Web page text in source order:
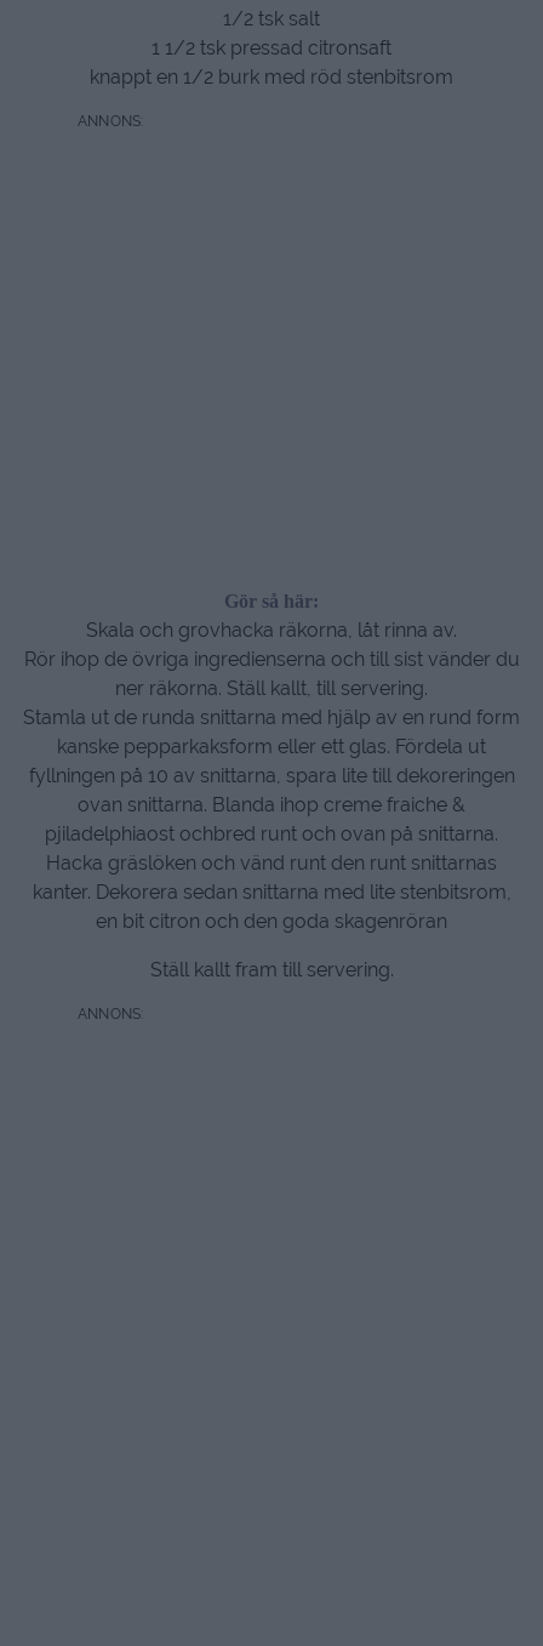
1/2 tsk salt
1 1/2 tsk pressad citronsaft
knappt en 1/2 burk med röd stenbitsrom
Gör så här:
Skala och grovhacka räkorna, låt rinna av.
Rör ihop de övriga ingredienserna och till sist vänder du
ner räkorna. Ställ kallt, till servering.
Stamla ut de runda snittarna med hjälp av en rund form
kanske pepparkaksform eller ett glas. Fördela ut
fyllningen på 10 av snittarna, spara lite till dekoreringen
ovan snittarna. Blanda ihop creme fraiche &
pjiladelphiaost ochbred runt och ovan på snittarna.
Hacka gräslöken och vänd runt den runt snittarnas
kanter. Dekorera sedan snittarna med lite stenbitsrom,
en bit citron och den goda skagenröran
Ställ kallt fram till servering.